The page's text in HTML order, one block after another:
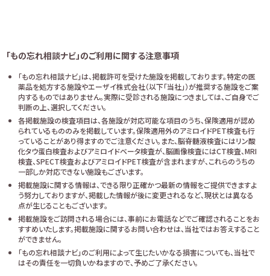
「もの忘れ相談ナビ」のご利用に関する注意事項
「もの忘れ相談ナビ」は、掲載許可を受けた施設を掲載しております。特定の医
薬品を処方する施設やエーザイ株式会社（以下「当社」）が推奨する施設をご案
内するものではありません。実際に受診される施設につきましては、ご自身でご
判断の上、選択してください。
各掲載施設の検査項目は、各施設が対応可能な項目のうち、保険適用が認め
られているもののみを掲載しています。保険適用外のアミロイドPET検査も行
っていることがあり得ますのでご注意ください。また、脳脊髄液検査にはリン酸
化タウ蛋白検査およびアミロイドベータ検査が、脳画像検査にはCT検査、MRI
検査、SPECT検査およびアミロイドPET検査が含まれますが、これらのうちの
一部しか対応できない施設もございます。
掲載施設に関する情報は、できる限り正確かつ最新の情報をご提供できますよ
う努力しておりますが、掲載した情報が後に変更されるなど、現状とは異なる
点が生じることもございます。
掲載施設をご訪問される場合には、事前にお電話などでご確認されることをお
すすめいたします。掲載施設に関するお問い合わせは、当社ではお答えすること
ができません。
「もの忘れ相談ナビ」のご利用によって生じたいかなる損害についても、当社で
はその責任を一切負いかねますので、予めご了承ください。